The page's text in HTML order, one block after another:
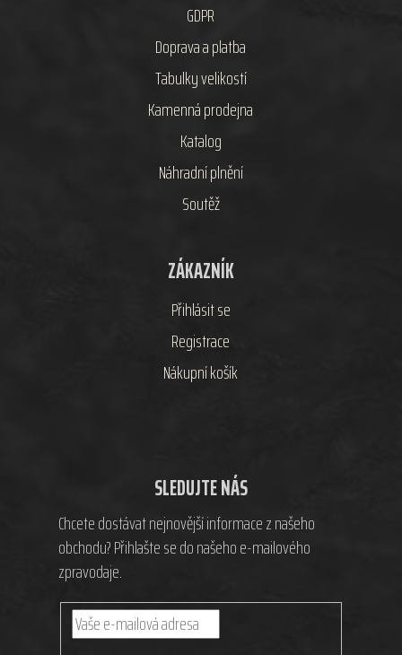
GDPR
Doprava a platba
Tabulky velikostí
Kamenná prodejna
Katalog
Náhradní plnění
Soutěž
ZÁKAZNÍK
Přihlásit se
Registrace
Nákupní košík
SLEDUJTE NÁS
Chcete dostávat nejnovější informace z našeho
obchodu? Přihlašte se do našeho e-mailového
zpravodaje.